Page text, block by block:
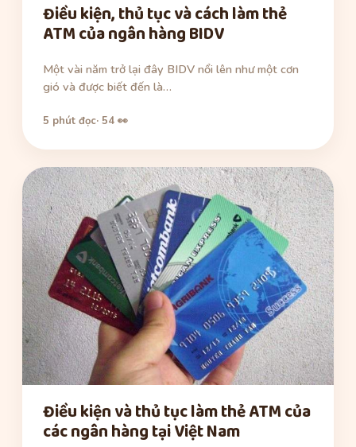
Điều kiện, thủ tục và cách làm thẻ
ATM của ngân hàng BIDV
Một vài năm trở lại đây BIDV nổi lên như một cơn
gió và được biết đến là…
5 phút đọc· 54 👀
Điều kiện và thủ tục làm thẻ ATM của
các ngân hàng tại Việt Nam